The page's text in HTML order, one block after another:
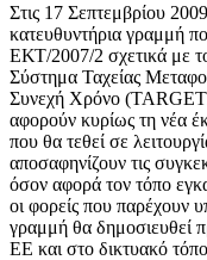
Στις 17 Σεπτεμβρίου
κατευθυντήρια γραμμή
ΕΚΤ/2007/2 σχετικά με
Σύστημα Ταχείας
Συνεχή Χρόνο
αφορούν κυρίως τη νέα
που θα τεθεί σε
αποσαφηνίζουν τις
όσον αφορά τον τόπο
οι φορείς που παρέχουν
γραμμή θα δημοσιευθεί
ΕΕ και στο δικτυακό